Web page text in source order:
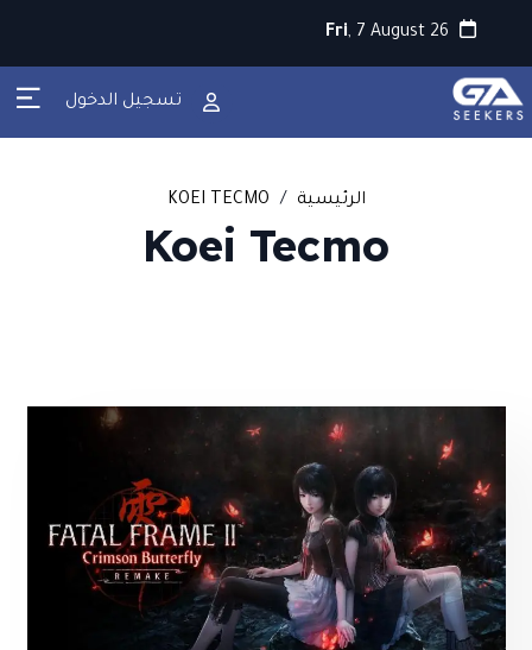
Fri, 7 August 26
تسجيل الدخول
الرئيسية /
KOEI TECMO
Koei Tecmo